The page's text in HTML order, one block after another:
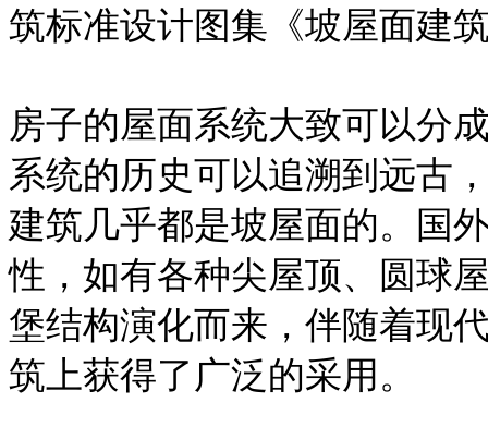
筑标准设计图集《坡屋面建
房子的屋面系统大致可以分
系统的历史可以追溯到远古
建筑几乎都是坡屋面的。国
性，如有各种尖屋顶、圆球
堡结构演化而来，伴随着现
筑上获得了广泛的采用。